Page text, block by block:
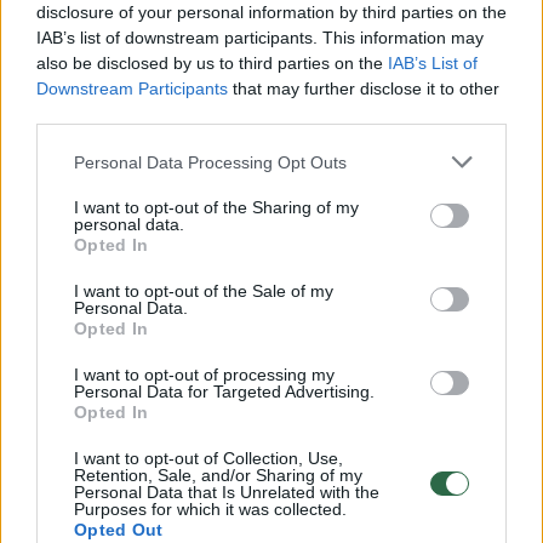
disclosure of your personal information by third parties on the
IAB’s list of downstream participants. This information may
also be disclosed by us to third parties on the IAB’s List of
Downstream Participants that may further disclose it to other
Personal Data Processing Opt Outs
I want to opt-out of the Sharing of my
personal data.
Opted In
I want to opt-out of the Sale of my
Personal Data.
Opted In
I want to opt-out of processing my
Personal Data for Targeted Advertising.
Opted In
I want to opt-out of Collection, Use,
Retention, Sale, and/or Sharing of my
Personal Data that Is Unrelated with the
Purposes for which it was collected.
Opted Out
00:00:49
Pateikė daugiau detalių apie iš tėvų paimtus šešis
vaikus: jiems kilusi grėsmė
Žinios | Lietuvos diena
00:00:30
Vaizdai iš tragiškos avarijos Vilniaus r.: dviejų moterų ir
vaiko gyvybių išgelbėti nepavyko
Nufilmavo, kaip patvino Vilniaus Vakarinis aplinkkelis:
vaizdas pribloškia
„Pagarba pirmajai premjerei“: pasidalijo jautriais